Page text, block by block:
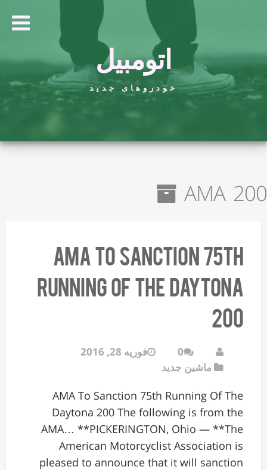
اتومبیل
خودروهای جدید
AMA 200
AMA To Sanction 75th
Running Of The Daytona
200
0
فوریه 28, 2016
ماشین جدید
AMA To Sanction 75th Running Of The
Daytona 200 The following is from the
AMA… **PICKERINGTON, Ohio — **The
American Motorcyclist Association is
pleased to announce that it will sanction